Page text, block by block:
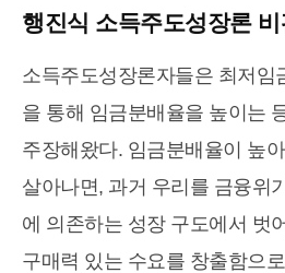
행진식 소득주도성장론
소득주도성장론자들은 최저임
을 통해 임금분배율을 높이는
주장해왔다. 임금분배율이 높
살아나면, 과거 우리를 금융위
에 의존하는 성장 구도에서 벗
구매력 있는 수요를 창출함으